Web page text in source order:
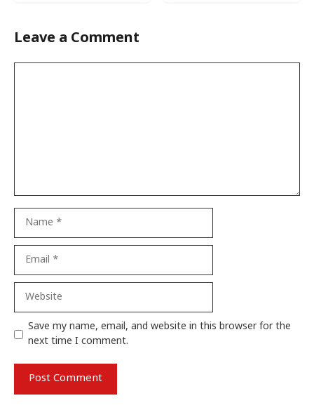
Leave a Comment
Website
Save my name, email, and website in this browser for the
next time I comment.